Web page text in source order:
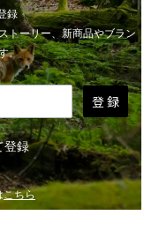
録
トーリー、新商品やブラン
。
登 録
登録
こちら